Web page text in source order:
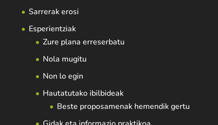
Sarrerak erosi
Esperientziak
Zure plana erreserbatu
Nola mugitu
Non lo egin
Hautatutako ibilbideak
Beste proposamenak hemendik gertu